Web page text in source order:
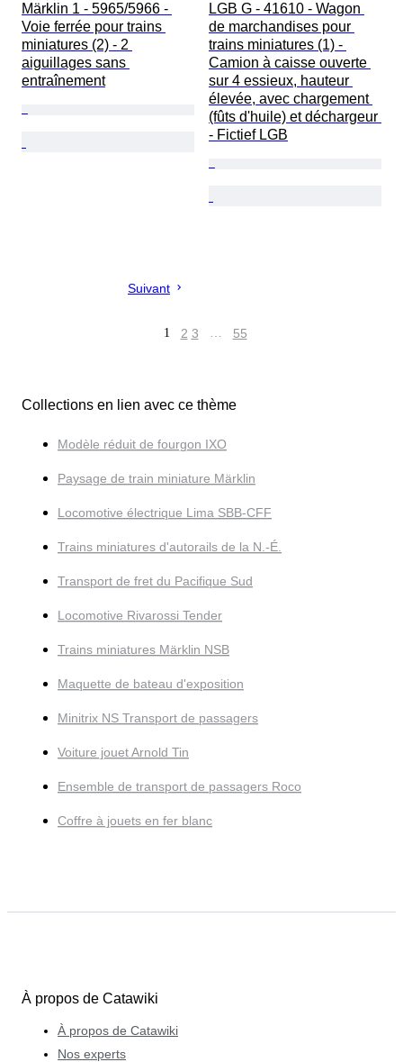
Märklin 1 - 5965/5966 -
Voie ferrée pour trains
miniatures (2) - 2
aiguillages sans
entraînement
LGB G - 41610 - Wagon
de marchandises pour
trains miniatures (1) -
Camion à caisse ouverte
sur 4 essieux, hauteur
élevée, avec chargement
(fûts d'huile) et déchargeur
- Fictief LGB
Suivant
1 2 3 … 55
Collections en lien avec ce thème
Modèle réduit de fourgon IXO
Paysage de train miniature Märklin
Locomotive électrique Lima SBB-CFF
Trains miniatures d'autorails de la N.-É.
Transport de fret du Pacifique Sud
Locomotive Rivarossi Tender
Trains miniatures Märklin NSB
Maquette de bateau d'exposition
Minitrix NS Transport de passagers
Voiture jouet Arnold Tin
Ensemble de transport de passagers Roco
Coffre à jouets en fer blanc
À propos de Catawiki
À propos de Catawiki
Nos experts